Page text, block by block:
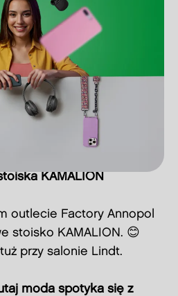
KAMALION
outlecie Factory Annopol
stoisko KAMALION. 😊
przy salonie Lindt.
moda spotyka się z